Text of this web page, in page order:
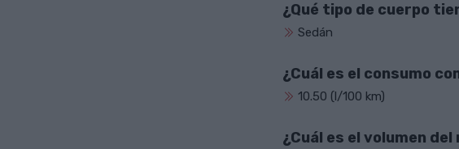
¿Qué tipo de cuerpo
Sedán
¿Cuál es el consumo
10.50 (l/100 km)
¿Cuál es el volumen del